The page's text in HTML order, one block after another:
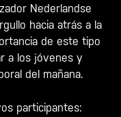
Nederlandse
hacia atrás a la
de este tipo
a los jóvenes y
del mañana.
participantes: